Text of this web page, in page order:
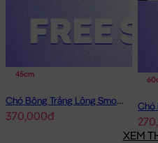
45cm
Chó Bông Trắng Lông Smooth Bobova
370,000đ
XEM